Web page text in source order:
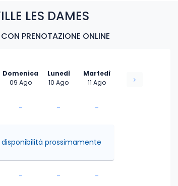
LES DAMES
PRENOTAZIONE ONLINE
Domenica
09 Ago
-
-
Lunedì
10 Ago
-
-
Martedì
11 Ago
-
-
disponibilità prossimamente